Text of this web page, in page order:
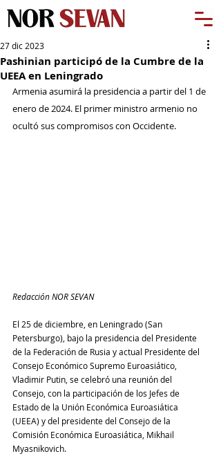
Pashinian participó de la Cumbre de la
UEEA en Leningrado
27 dic 2023
Armenia asumirá la presidencia a partir del 1 de
enero de 2024. El primer ministro armenio no
ocultó sus compromisos con Occidente.
Redacción NOR SEVAN
El 25 de diciembre, en Leningrado (San
Petersburgo), bajo la presidencia del Presidente
de la Federación de Rusia y actual Presidente del
Consejo Económico Supremo Euroasiático,
Vladimir Putin, se celebró una reunión del
Consejo, con la participación de los Jefes de
Estado de la Unión Económica Euroasiática
(UEEA) y del presidente del Consejo de la
Comisión Económica Euroasiática, Mikhail
Myasnikovich.